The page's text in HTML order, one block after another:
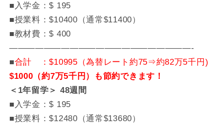
■入学金：$ 195
■授業料：$10400（通常$11400）
■教材費：$ 400
—————————————————————-
■合計 ：$10995（為替レート約75⇒約82万5千円)
$1000（約7万5千円）も節約できます！
＜1年留学＞ 48週間
■入学金：$ 195
■授業料：$12480（通常$13680）